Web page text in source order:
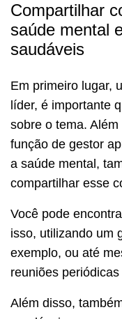
Compartilhar
saúde mental
saudáveis
Em primeiro lugar,
líder, é importante
sobre o tema.
função de gestor
a saúde mental,
compartilhar esse
Você pode
isso, utilizando um
exemplo, ou até
reuniões
Além disso,